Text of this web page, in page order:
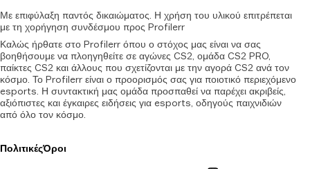
Με επιφύλαξη παντός δικαιώματος. Η χρήση του υλικού επιτρέπεται
με τη χορήγηση συνδέσμου προς Profilerr
Καλώς ήρθατε στο Profilerr όπου ο στόχος μας είναι να σας
βοηθήσουμε να πλοηγηθείτε σε αγώνες CS2, ομάδα CS2 PRO,
παίκτες CS2 και άλλους που σχετίζονται με την αγορά CS2 ανά τον
κόσμο. Το Profilerr είναι ο προορισμός σας για ποιοτικό περιεχόμενο
esports. Η συντακτική μας ομάδα προσπαθεί να παρέχει ακριβείς,
αξιόπιστες και έγκαιρες ειδήσεις για esports, οδηγούς παιχνιδιών
από όλο τον κόσμο.
ΠολιτικέςΌροι